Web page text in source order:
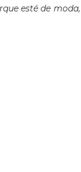
esté de moda,